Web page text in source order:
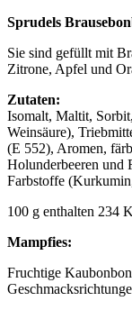
Sprudels
Sie sind gefüllt mit
Zitrone, Apfel und
Zutaten:
Isomalt, Maltit,
Weinsäure),
(E 552), Aromen,
Holunderbeeren und
Farbstoffe
100 g enthalten 234
Mampfies:
Fruchtige